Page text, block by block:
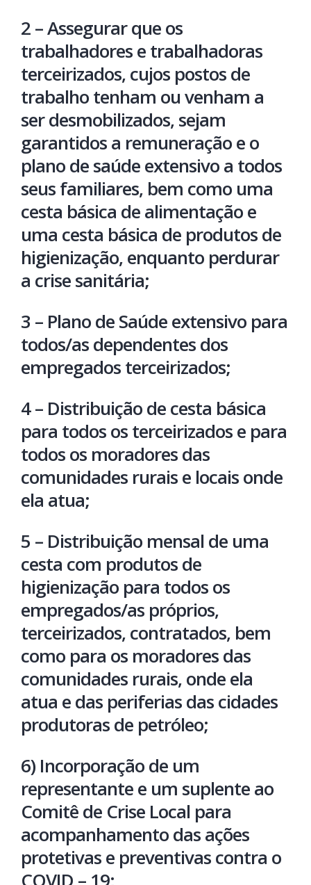
2 – Assegurar que os
trabalhadores e trabalhadoras
terceirizados, cujos postos de
trabalho tenham ou venham a
ser desmobilizados, sejam
garantidos a remuneração e o
plano de saúde extensivo a todos
seus familiares, bem como uma
cesta básica de alimentação e
uma cesta básica de produtos de
higienização, enquanto perdurar
a crise sanitária;
3 – Plano de Saúde extensivo para
todos/as dependentes dos
empregados terceirizados;
4 – Distribuição de cesta básica
para todos os terceirizados e para
todos os moradores das
comunidades rurais e locais onde
ela atua;
5 – Distribuição mensal de uma
cesta com produtos de
higienização para todos os
empregados/as próprios,
terceirizados, contratados, bem
como para os moradores das
comunidades rurais, onde ela
atua e das periferias das cidades
produtoras de petróleo;
6) Incorporação de um
representante e um suplente ao
Comitê de Crise Local para
acompanhamento das ações
protetivas e preventivas contra o